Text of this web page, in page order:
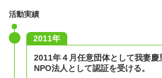
活動実績
2011年
2011年４月任意団体として我妻慶
NPO法人として認証を受ける。